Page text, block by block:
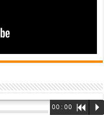
00:00 R P